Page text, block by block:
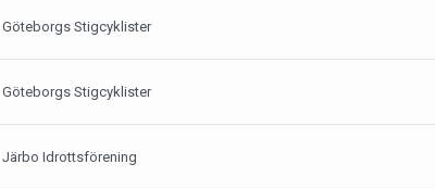
Göteborgs Stigcyklister
Göteborgs Stigcyklister
Järbo Idrottsförening